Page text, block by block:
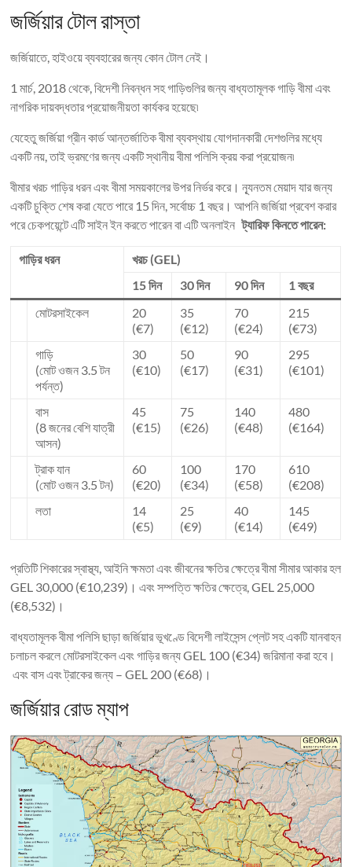
জর্জিয়ার টোল রাস্তা
জর্জিয়াতে, হাইওয়ে ব্যবহারের জন্য কোন টোল নেই।
1 মার্চ, 2018 থেকে, বিদেশী নিবন্ধন সহ গাড়িগুলির জন্য বাধ্যতামূলক গাড়ি বীমা এবং
নাগরিক দায়বদ্ধতার প্রয়োজনীয়তা কার্যকর হয়েছে৷
যেহেতু জর্জিয়া গ্রীন কার্ড আন্তর্জাতিক বীমা ব্যবস্থায় যোগদানকারী দেশগুলির মধ্যে
একটি নয়, তাই ভ্রমণের জন্য একটি স্থানীয় বীমা পলিসি ক্রয় করা প্রয়োজন৷
বীমার খরচ গাড়ির ধরন এবং বীমা সময়কালের উপর নির্ভর করে। ন্যূনতম মেয়াদ যার জন্য
একটি চুক্তি শেষ করা যেতে পারে 15 দিন, সর্বোচ্চ 1 বছর। আপনি জর্জিয়া প্রবেশ করার
পরে চেকপয়েন্টে এটি সাইন ইন করতে পারেন বা এটি অনলাইনট্যারিফ কিনতে পারেন:
গাড়ির ধরন
খরচ (GEL)
15 দিন
30 দিন 90 দিন
1 বছর
মোটরসাইকেল
20
(€7)
35
(€12)
70
(€24)
215
(€73)
গাড়ি
(মোট ওজন 3.5 টন
পর্যন্ত)
30
(€10)
50
(€17)
90
(€31)
295
(€101)
বাস
(8 জনের বেশি যাত্রী
আসন)
45
(€15)
75
(€26)
140
(€48)
480
(€164)
ট্রাক যান
(মোট ওজন 3.5 টন)
60
(€20)
100
(€34)
170
(€58)
610
(€208)
লতা
14
(€5)
25
(€9)
40
(€14)
145
(€49)
প্রতিটি শিকারের স্বাস্থ্য, আইনি ক্ষমতা এবং জীবনের ক্ষতির ক্ষেত্রে বীমা সীমার আকার হল
GEL 30,000 (€10,239)। এবং সম্পত্তি ক্ষতির ক্ষেত্রে, GEL 25,000
(€8,532)।
বাধ্যতামূলক বীমা পলিসি ছাড়া জর্জিয়ার ভূখণ্ডে বিদেশী লাইসেন্স প্লেট সহ একটি যানবাহন
চলাচল করলে মোটরসাইকেল এবং গাড়ির জন্য GEL 100 (€34) জরিমানা করা হবে।
এবং বাস এবং ট্রাকের জন্য – GEL 200 (€68)।
জর্জিয়ার রোড ম্যাপ